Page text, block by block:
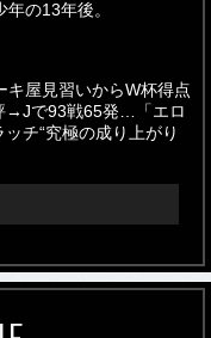
の13年後。
キ屋見習いからW杯得点
→Jで93戦65発…「エロ
チ“究極の成り上がり